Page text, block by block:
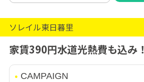
ソレイル東日暮里
家賃390円水道光熱費も込み！
CAMPAIGN